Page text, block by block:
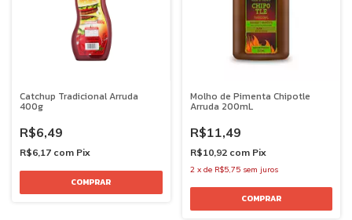
Catchup Tradicional Arruda
400g
R$6,49
R$6,17 com Pix
Molho de Pimenta Chipotle
Arruda 200mL
R$11,49
R$10,92 com Pix
2 x de R$5,75 sem juros